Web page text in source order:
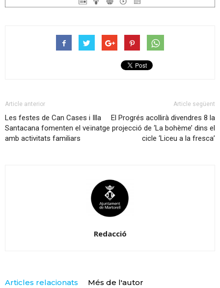
Article anterior
Les festes de Can Cases i Illa
Santacana fomenten el veïnatge
amb activitats familiars
Article següent
El Progrés acollirà divendres 8 la
projecció de ‘La bohème’ dins el
cicle ‘Liceu a la fresca’
Redacció
Articles relacionats Més de l'autor